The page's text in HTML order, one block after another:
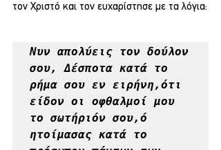
τον Χριστό και τον ευχαρίστησε με τα λόγια:
Νυν απολύεις τον δούλον
σου, Δέσποτα κατά το
ρήμα σου εν ειρήνη,ότι
είδον οι οφθαλμοί μου
το σωτήριόν σου,ό
ητοίμασας κατά το